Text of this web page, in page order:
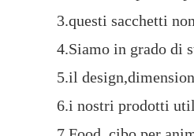
3.questi sacchetti
4.Siamo in grado di
5.il
6.i nostri prodotti